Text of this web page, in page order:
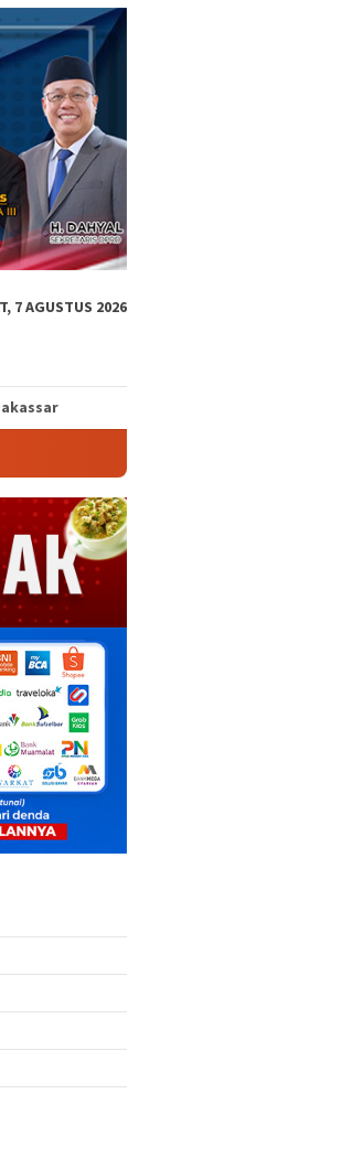
7 AGUSTUS 2026
Andi Utta Pimpin Upacara
Komitmen Pendidikan